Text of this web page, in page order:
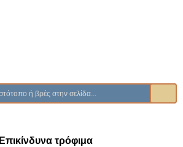
Επικίνδυνα τρόφιμα